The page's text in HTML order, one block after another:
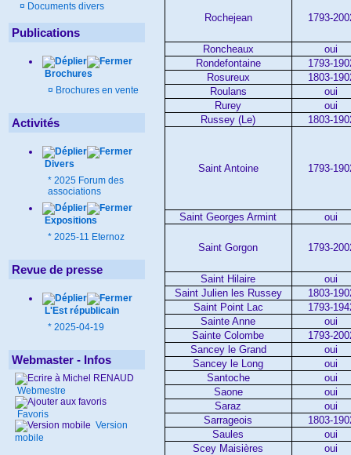
¤ Documents divers
Publications
Brochures
¤ Brochures en vente
Activités
Divers
* 2025 Forum des
associations
Expositions
* 2025-11 Eternoz
Revue de presse
L'Est républicain
* 2025-04-19
Webmaster - Infos
Webmestre
Favoris
Version
mobile
Rochejean 1793-
Roncheaux
oui
Rondefontaine
1793-
Rosureux
1803-
Roulans
oui
Rurey
oui
Russey (Le)
1803-
Saint Antoine 1793-
Saint Georges Armint oui
Saint Gorgon 1793-
Saint Hilaire
oui
Saint Julien les Russey
1803-
Saint Point Lac
1793-
Sainte Anne
oui
Sainte Colombe
1793-
Sancey le Grand
oui
Sancey le Long
oui
Santoche
oui
Saone
oui
Saraz
oui
Sarrageois
1803-
Saules
oui
Scey Maisières
oui